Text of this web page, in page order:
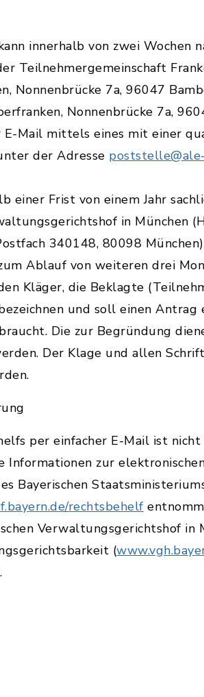
innerhalb von zwei Wochen
Teilnehmergemeinschaft
Nonnenbrücke 7a, 96047
Nonnenbrücke 7a,
E-Mail mittels eines mit einer
der Adresse
einer Frist von einem Jahr
in München
340148, 80098
Ablauf von weiteren drei
Kläger, die Beklagte
und soll einen
Die zur Begründung
Der Klage und allen
per einfacher E-Mail ist
Informationen zur
Bayerischen
rechtsbehelf
Verwaltungsgerichtshof in
(